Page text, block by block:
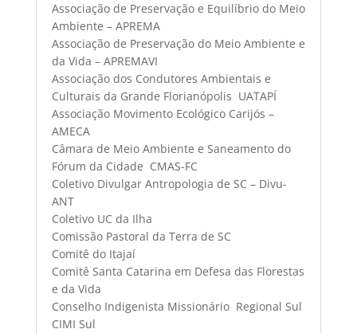
Associação de Preservação e Equilíbrio do Meio
Ambiente – APREMA
Associação de Preservação do Meio Ambiente e
da Vida – APREMAVI
Associação dos Condutores Ambientais e
Culturais da Grande Florianópolis  UATAPÍ
Associação Movimento Ecológico Carijós –
AMECA
Câmara de Meio Ambiente e Saneamento do
Fórum da Cidade  CMAS-FC
Coletivo Divulgar Antropologia de SC – Divu-
ANT
Coletivo UC da Ilha
Comissão Pastoral da Terra de SC
Comitê do Itajaí
Comitê Santa Catarina em Defesa das Florestas
e da Vida
Conselho Indigenista Missionário  Regional Sul 
CIMI Sul